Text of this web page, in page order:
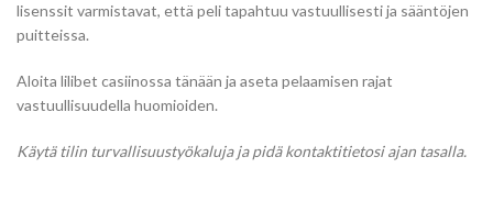
lisenssit varmistavat, että peli tapahtuu vastuullisesti ja sääntöjen
puitteissa.
Aloita lilibet casiinossa tänään ja aseta pelaamisen rajat
vastuullisuudella huomioiden.
Käytä tilin turvallisuustyökaluja ja pidä kontaktitietosi ajan tasalla.